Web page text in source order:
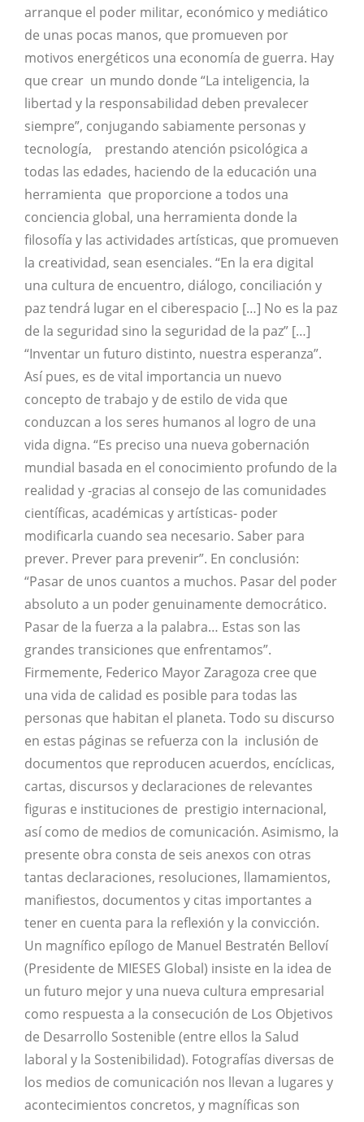
arranque el poder militar, económico y mediático
de unas pocas manos, que promueven por
motivos energéticos una economía de guerra. Hay
que crear un mundo donde “La inteligencia, la
libertad y la responsabilidad deben prevalecer
siempre”, conjugando sabiamente personas y
tecnología, prestando atención psicológica a
todas las edades, haciendo de la educación una
herramienta que proporcione a todos una
conciencia global, una herramienta donde la
filosofía y las actividades artísticas, que promueven
la creatividad, sean esenciales. “En la era digital
una cultura de encuentro, diálogo, conciliación y
paz tendrá lugar en el ciberespacio […] No es la paz
de la seguridad sino la seguridad de la paz” […]
“Inventar un futuro distinto, nuestra esperanza”.
Así pues, es de vital importancia un nuevo
concepto de trabajo y de estilo de vida que
conduzcan a los seres humanos al logro de una
vida digna. “Es preciso una nueva gobernación
mundial basada en el conocimiento profundo de la
realidad y -gracias al consejo de las comunidades
científicas, académicas y artísticas- poder
modificarla cuando sea necesario. Saber para
prever. Prever para prevenir”. En conclusión:
“Pasar de unos cuantos a muchos. Pasar del poder
absoluto a un poder genuinamente democrático.
Pasar de la fuerza a la palabra… Estas son las
grandes transiciones que enfrentamos”.
Firmemente, Federico Mayor Zaragoza cree que
una vida de calidad es posible para todas las
personas que habitan el planeta. Todo su discurso
en estas páginas se refuerza con la inclusión de
documentos que reproducen acuerdos, encíclicas,
cartas, discursos y declaraciones de relevantes
figuras e instituciones de prestigio internacional,
así como de medios de comunicación. Asimismo, la
presente obra consta de seis anexos con otras
tantas declaraciones, resoluciones, llamamientos,
manifiestos, documentos y citas importantes a
tener en cuenta para la reflexión y la convicción.
Un magnífico epílogo de Manuel Bestratén Belloví
(Presidente de MIESES Global) insiste en la idea de
un futuro mejor y una nueva cultura empresarial
como respuesta a la consecución de Los Objetivos
de Desarrollo Sostenible (entre ellos la Salud
laboral y la Sostenibilidad). Fotografías diversas de
los medios de comunicación nos llevan a lugares y
acontecimientos concretos, y magníficas son